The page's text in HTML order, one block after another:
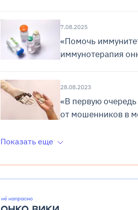
7.08.2025
«Помочь
иммунотерапия
28.08.2023
«В первую
от мошенников в
Показать еще